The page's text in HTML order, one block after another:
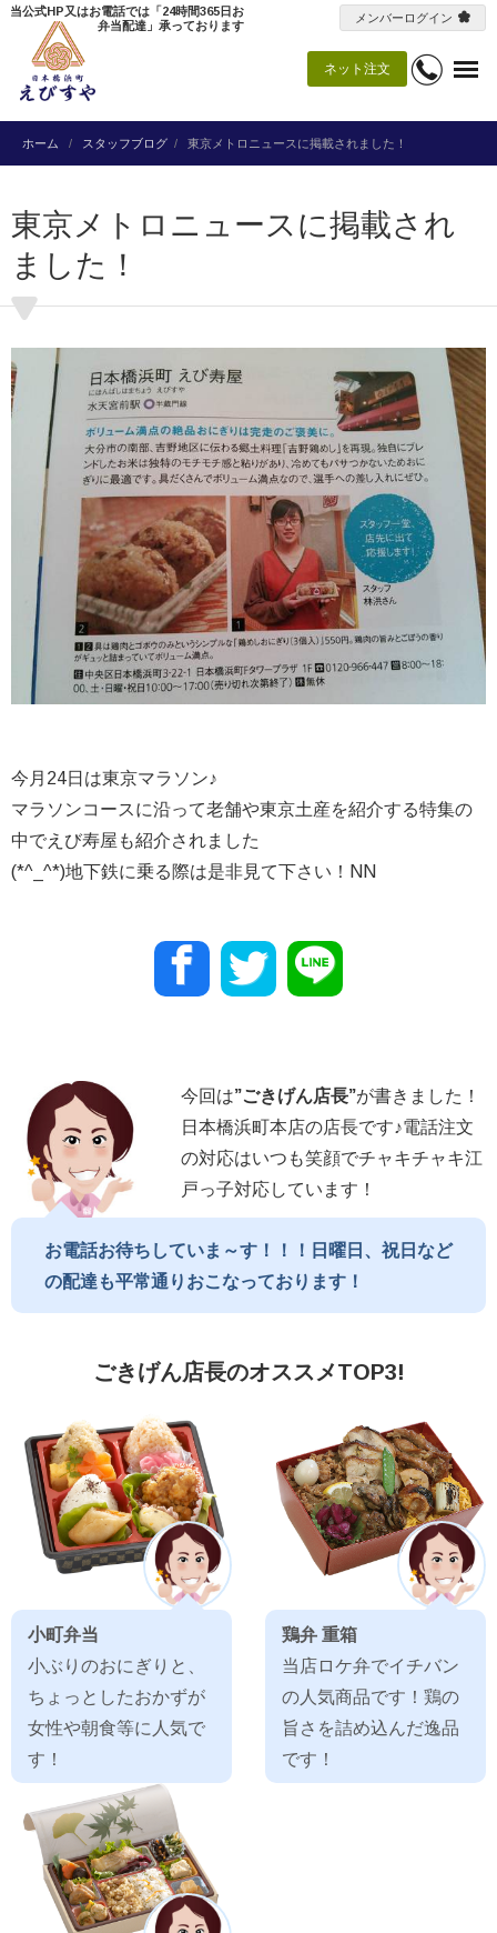
ネット注文
当公式HP又はお電話では「24時間365日お
弁当配達」承っております
メンバーログイン
ホーム スタッフブログ 東京メトロニュースに掲載されました！
東京メトロニュースに掲載され
ました！
今月24日は東京マラソン♪
マラソンコースに沿って老舗や東京土産を紹介する特集の
中でえび寿屋も紹介されました
(*^_^*)地下鉄に乗る際は是非見て下さい！NN
今回は”ごきげん店長”が書きました！
日本橋浜町本店の店長です♪電話注文
の対応はいつも笑顔でチャキチャキ江
戸っ子対応しています！
お電話お待ちしていま～す！！！日曜日、祝日など
の配達も平常通りおこなっております！
ごきげん店長のオススメTOP3!
小町弁当
小ぶりのおにぎりと、
ちょっとしたおかずが
女性や朝食等に人気で
す！
鶏弁 重箱
当店ロケ弁でイチバン
の人気商品です！鶏の
旨さを詰め込んだ逸品
です！